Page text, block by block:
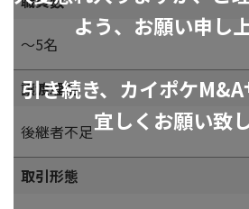
よう、お願い申し
引き続き、カイポケ
宜しくお願い致し
～5名
譲渡理由
後継者不足
取引形態